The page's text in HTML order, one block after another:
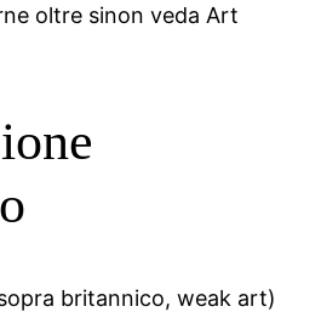
oltre sinon veda Art
britannico, weak art)